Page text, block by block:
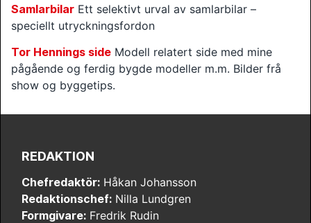
Samlarbilar Ett selektivt urval av samlarbilar –
speciellt utryckningsfordon
Tor Hennings side Modell relatert side med mine
pågående og ferdig bygde modeller m.m. Bilder frå
show og byggetips.
REDAKTION
Chefredaktör: Håkan Johansson
Redaktionschef: Nilla Lundgren
Formgivare: Fredrik Rudin